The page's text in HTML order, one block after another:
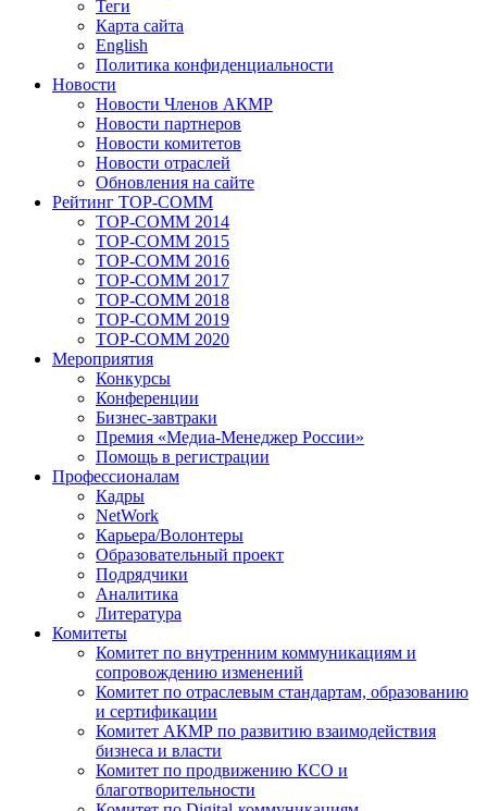
Теги
Карта сайта
English
Политика конфиденциальности
Новости
Новости Членов АКМР
Новости партнеров
Новости комитетов
Новости отраслей
Обновления на сайте
Рейтинг TOP-COMM
TOP-COMM 2014
TOP-COMM 2015
TOP-COMM 2016
TOP-COMM 2017
TOP-COMM 2018
TOP-COMM 2019
TOP-COMM 2020
Мероприятия
Конкурсы
Конференции
Бизнес-завтраки
Премия «Медиа-Менеджер России»
Помощь в регистрации
Профессионалам
Кадры
NetWork
Карьера/Волонтеры
Образовательный проект
Подрядчики
Аналитика
Литература
Комитеты
Комитет по внутренним коммуникациям и
сопровождению изменений
Комитет по отраслевым стандартам, образованию
и сертификации
Комитет АКМР по развитию взаимодействия
бизнеса и власти
Комитет по продвижению КСО и
благотворительности